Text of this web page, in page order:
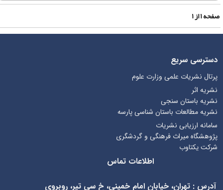
۱از۱
دسترسی سریع
پرتال نشریات علمی وزارت علوم
نشریه اثر
نشریه باستان سنجی
نشریه مطالعات باستان شناسی پارسه
سامانه ارزیابی نشریات
پژوهشگاه میراث فرهنگی و گردشگری
شرکت یکتاوب
اطلاعات تماس
آدرس : تهران، خیابان امام خمینی، خ سی تیر، روبروی